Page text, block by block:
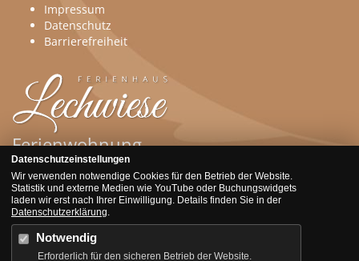
Impressum
Datenschutz
Barrierefreiheit
Ferienwohnung
Der gemütliche Wohnkomfort und die Traumlage in der Nähe
zahlreicher berühmter Sehenswürdigkeiten wie der
Wieskirche und Schloss Neuschwanstein garantieren Jung
und Alt im Ferienhaus Lechwiese ein erholsame und
erlebnisreiche Ferienzeit.
Datenschutzeinstellungen
Wir verwenden notwendige Cookies für den Betrieb der Website.
Statistik und externe Medien wie YouTube oder Buchungswidgets
laden wir erst nach Ihrer Einwilligung. Details finden Sie in der
Datenschutzerklärung.
Notwendig
Erforderlich für den sicheren Betrieb der Website.